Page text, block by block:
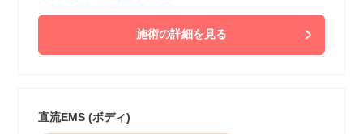
施術の詳細を見る
直流EMS (ボディ)